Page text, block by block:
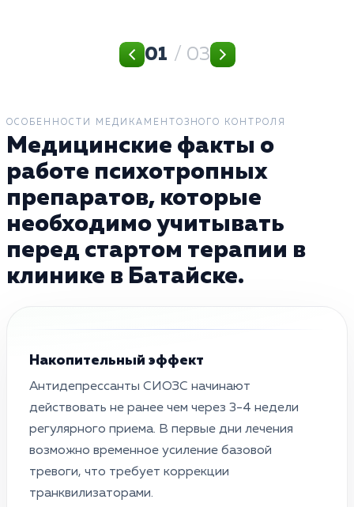
01 / 03
ОСОБЕННОСТИ МЕДИКАМЕНТОЗНОГО КОНТРОЛЯ
Медицинские факты о
работе психотропных
препаратов, которые
необходимо учитывать
перед стартом терапии в
клинике в Батайске.
Накопительный эффект
Антидепрессанты СИОЗС начинают
действовать не ранее чем через 3-4 недели
регулярного приема. В первые дни лечения
возможно временное усиление базовой
тревоги, что требует коррекции
транквилизаторами.